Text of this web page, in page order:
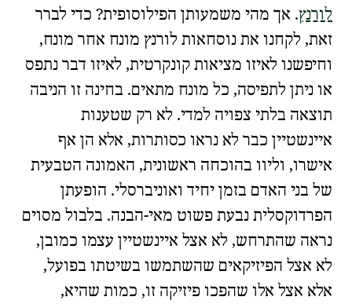
לורנץ. אך מהי משמעותן הפילוסופית? כדי לברר
זאת, לקחנו את נוסחאות לורנץ מונח אחר מונח,
וחיפשנו לאיזו מציאות קונקרטית, לאיזו דבר נתפס
או ניתן לתפיסה, כל מונח מתאים. בחינה זו הניבה
תוצאה בלתי צפויה למדי. לא רק שטענות
איינשטיין כבר לא נראו כסותרות, אלא הן אף
אישרו, וליוו בהוכחה ראשונית, האמונה הטבעית
של בני האדם בזמן יחיד ואוניברסלי. הופעתן
הפרדוקסלית נבעת פשוט מאי-הבנה. בלבול מסוים
נראה שהתרחש, לא אצל איינשטיין עצמו כמובן,
לא אצל הפיזיקאים שהשתמשו בשיטתו בפועל,
אלא אצל אלו שהפכו פיזיקה זו, כמות שהיא,